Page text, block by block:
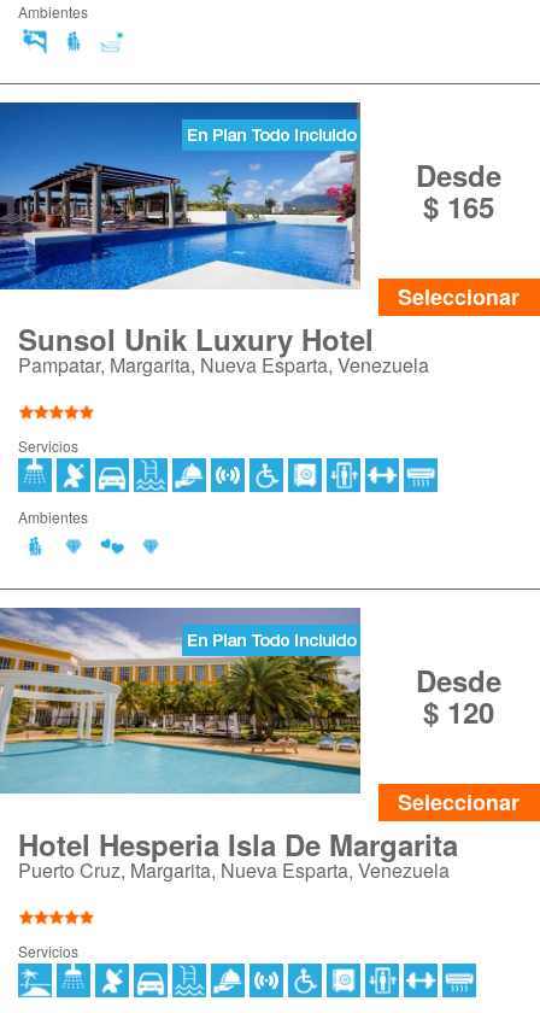
Ambientes
Desde
$ 165
Seleccionar
Sunsol Unik Luxury Hotel
Pampatar, Margarita, Nueva Esparta, Venezuela
Servicios
Ambientes
Desde
$ 120
Seleccionar
Hotel Hesperia Isla De Margarita
Puerto Cruz, Margarita, Nueva Esparta, Venezuela
Servicios